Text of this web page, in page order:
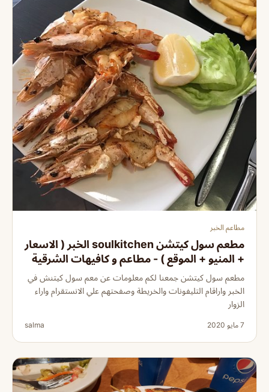
مطاعم الخبر
مطعم سول كيتشن soulkitchen الخبر ( الاسعار
+ المنيو + الموقع ) - مطاعم و كافيهات الشرقية
مطعم سول كيتشن جمعنا لكم معلومات عن معم سول كيتنش في
الخبر واراقام التليفونات والخريطة وصفحتهم علي الانستقرام واراء
الزوار
7 مايو 2020 salma